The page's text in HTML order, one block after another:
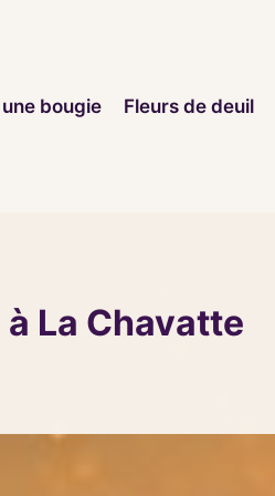
bougie Fleurs de deuil
La Chavatte